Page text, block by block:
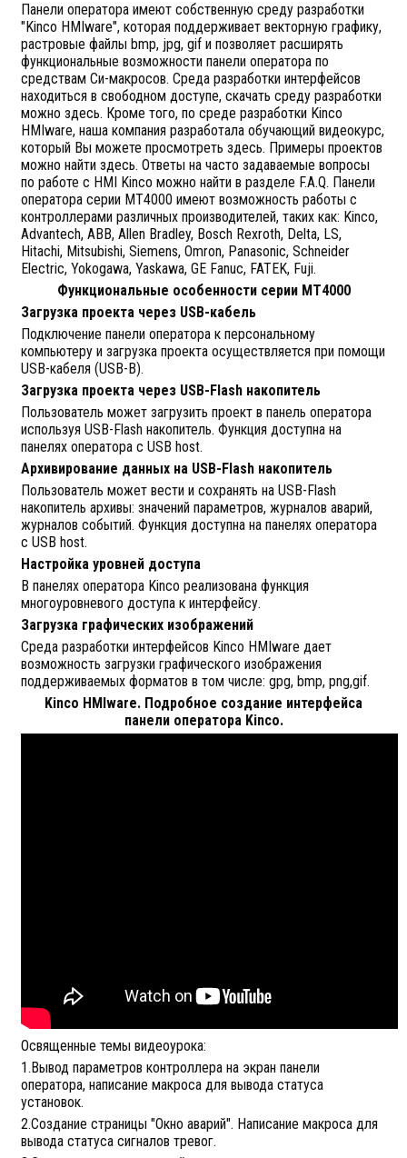
Панели оператора имеют собственную среду разработки
"Kinco HMIware", которая поддерживает векторную графику,
растровые файлы bmp, jpg, gif и позволяет расширять
функциональные возможности панели оператора по
средствам Си-макросов. Среда разработки интерфейсов
находиться в свободном доступе, скачать среду разработки
можно здесь. Кроме того, по среде разработки Kinco
HMIware, наша компания разработала обучающий видеокурс,
который Вы можете просмотреть здесь. Примеры проектов
можно найти здесь. Ответы на часто задаваемые вопросы
по работе с HMI Kinco можно найти в разделе F.A.Q. Панели
оператора серии MT4000 имеют возможность работы с
контроллерами различных производителей, таких как: Kinco,
Advantech, ABB, Allen Bradley, Bosch Rexroth, Delta, LS,
Hitachi, Mitsubishi, Siemens, Omron, Panasonic, Schneider
Electric, Yokogawa, Yaskawa, GE Fanuc, FATEK, Fuji.
Функциональные особенности серии МТ4000
Загрузка проекта через USB-кабель
Подключение панели оператора к персональному
компьютеру и загрузка проекта осуществляется при помощи
USB-кабеля (USB-B).
Загрузка проекта через USB-Flash накопитель
Пользователь может загрузить проект в панель оператора
используя USB-Flash накопитель. Функция доступна на
панелях оператора с USB host.
Архивирование данных на USB-Flash накопитель
Пользователь может вести и сохранять на USB-Flash
накопитель архивы: значений параметров, журналов аварий,
журналов событий. Функция доступна на панелях оператора
с USB host.
Настройка уровней доступа
В панелях оператора Kinco реализована функция
многоуровневого доступа к интерфейсу.
Загрузка графических изображений
Среда разработки интерфейсов Kinco HMIware дает
возможность загрузки графического изображения
поддерживаемых форматов в том числе: gpg, bmp, png,gif.
Kinco HMIware. Подробное создание интерфейса
панели оператора Kinco.
Освященные темы видеоурока:
1.Вывод параметров контроллера на экран панели
оператора, написание макроса для вывода статуса
установок.
2.Создание страницы "Окно аварий". Написание макроса для
вывода статуса сигналов тревог.